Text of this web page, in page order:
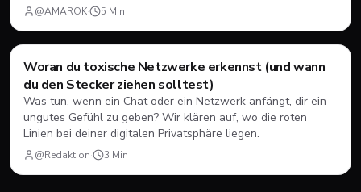
@AMAROK· 5 Min
Ratgeber
Woran du toxische Netzwerke erkennst (und wann
du den Stecker ziehen solltest)
Was tun, wenn ein Chat oder ein Netzwerk anfängt, dir ein
ungutes Gefühl zu geben? Wir klären auf, wo die roten
Linien bei deiner digitalen Privatsphäre liegen.
@Redaktion· 3 Min